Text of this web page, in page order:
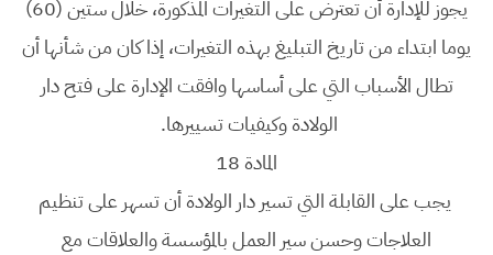
يجوز للإدارة أن تعترض على التغيرات المذكورة، خلال ستين (60)
يوما ابتداء من تاريخ التبليغ بهذه التغيرات، إذا كان من شأنها أن
تطال الأسباب التي على أساسها وافقت الإدارة على فتح دار
الولادة وكيفيات تسييرها.
المادة 18
يجب على القابلة التي تسير دار الولادة أن تسهر على تنظيم
العلاجات وحسن سير العمل بالمؤسسة والعلاقات مع